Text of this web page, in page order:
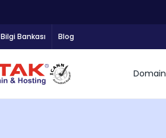
Bilgi Bankası Blog
Domain